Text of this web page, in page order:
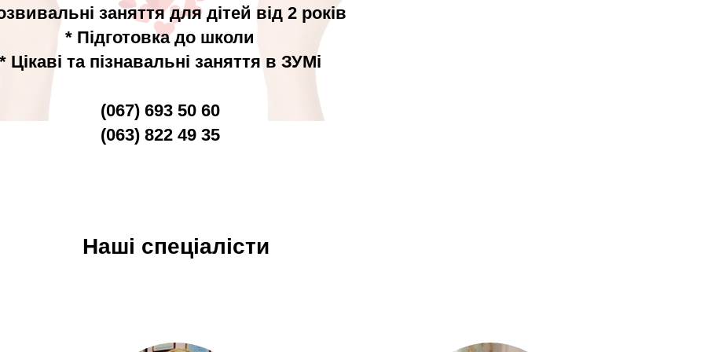
заняття для дітей від 2 років
* Підготовка до школи
Цікаві та пізнавальні заняття в ЗУМі
(067) 693 50 60
(063) 822 49 35
Наші спеціалісти